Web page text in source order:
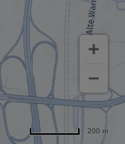
200 m